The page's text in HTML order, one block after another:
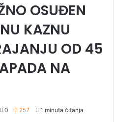
OSUĐEN
KAZNU
OD 45
NA
0 257 1 minuta čitanja